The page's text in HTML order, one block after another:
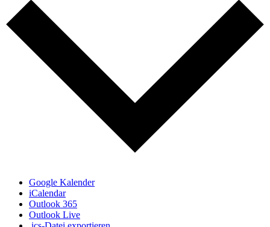
Google Kalender
iCalendar
Outlook 365
Outlook Live